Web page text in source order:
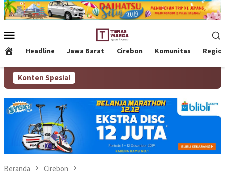
Loncat
ke
Mobile
Headline Jawa Barat Cirebon Komunitas
Konten Spesial
Beranda Cirebon